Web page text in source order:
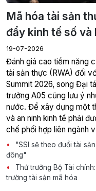
Mã hóa tài sản
đẩy kinh tế số và
19-07-2026
Đánh giá cao tiềm năng
tài sản thực (RWA) đối
Summit 2026, song Đại
trưởng A05 cũng lưu ý
nước. Để xây dựng một
và an ninh kinh tế phải
chế phối hợp liên ngành
"SSI sẽ theo đuổi tài
đông"
Thứ trưởng Bộ Tài
trường tài sản mã hóa